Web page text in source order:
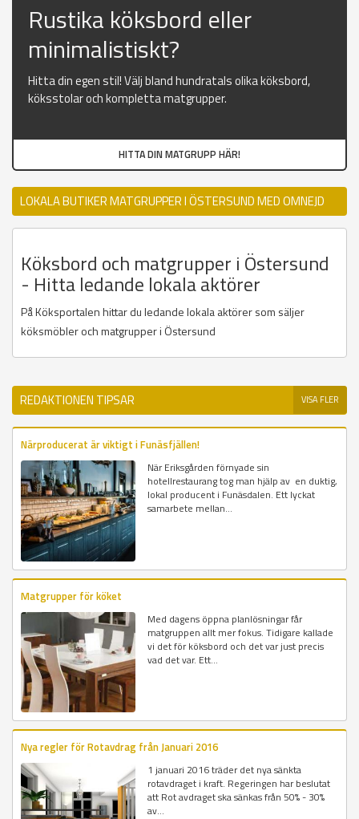
Rustika köksbord eller
minimalistiskt?
Hitta din egen stil! Välj bland hundratals olika köksbord,
köksstolar och kompletta matgrupper.
HITTA DIN MATGRUPP HÄR!
LOKALA BUTIKER MATGRUPPER I ÖSTERSUND MED OMNEJD
Köksbord och matgrupper i Östersund
- Hitta ledande lokala aktörer
På Köksportalen hittar du ledande lokala aktörer som säljer
köksmöbler och matgrupper i Östersund
REDAKTIONEN TIPSAR VISA FLER
Närproducerat är viktigt i Funäsfjällen!
När Eriksgården förnyade sin
hotellrestaurang tog man hjälp av en duktig,
lokal producent i Funäsdalen. Ett lyckat
samarbete mellan...
Matgrupper för köket
Med dagens öppna planlösningar får
matgruppen allt mer fokus. Tidigare kallade
vi det för köksbord och det var just precis
vad det var. Ett...
Nya regler för Rotavdrag från Januari 2016
1 januari 2016 träder det nya sänkta
rotavdraget i kraft. Regeringen har beslutat
att Rot avdraget ska sänkas från 50% - 30%
av...